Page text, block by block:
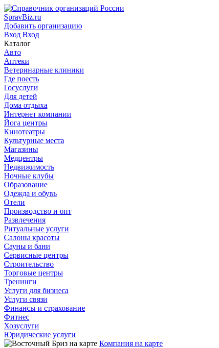
SpravBiz.ru
Добавить организацию
Вход Вход
Каталог
Авто
Аптеки
Ветеринарные клиники
Где поесть
Госуслуги
Для детей
Дома отдыха
Интернет компании
Йога центры
Кинотеатры
Культурные места
Магазины
Медцентры
Недвижимость
Ночные клубы
Образование
Одежда и обувь
Отели
Производство и опт
Развлечения
Ритуальные услуги
Салоны красоты
Сауны и бани
Сервисные центры
Строительство
Торговые центры
Тренинги
Услуги для бизнеса
Услуги связи
Финансы и страхование
Фитнес
Хозуслуги
Юридические услуги
Компания на карте